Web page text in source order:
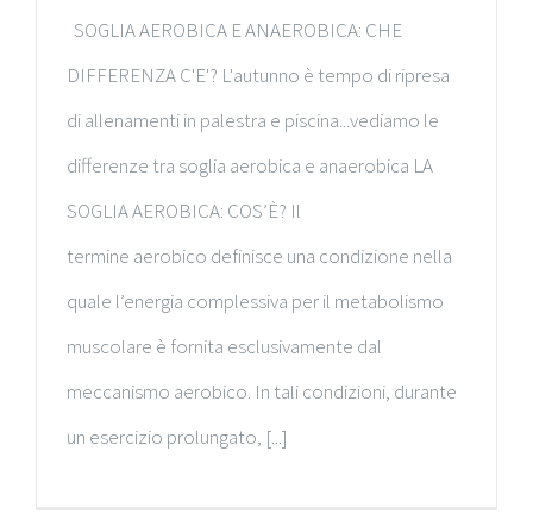
SOGLIA AEROBICA E ANAEROBICA: CHE
DIFFERENZA C'E'? L'autunno è tempo di ripresa
di allenamenti in palestra e piscina...vediamo le
differenze tra soglia aerobica e anaerobica LA
SOGLIA AEROBICA: COS’È? Il
termine aerobico definisce una condizione nella
quale l’energia complessiva per il metabolismo
muscolare è fornita esclusivamente dal
meccanismo aerobico. In tali condizioni, durante
un esercizio prolungato, [...]